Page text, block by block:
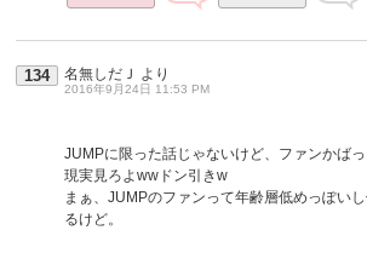
134 名無しだＪ より
2016年9月24日 11:53 PM
JUMPに限った話じゃないけど、ファンかばっ
現実見ろよwwドン引きw
まぁ、JUMPのファンって年齢層低めっぽい
るけど。